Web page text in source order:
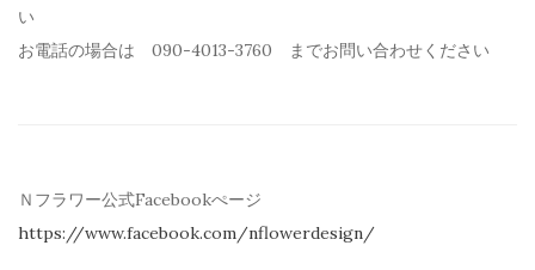
い
お電話の場合は 090-4013-3760 までお問い合わせください
Ｎフラワー公式Facebookぺージ
https://www.facebook.com/nflowerdesign/